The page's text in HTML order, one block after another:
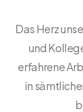
Das Herz
und
erfahrene
in